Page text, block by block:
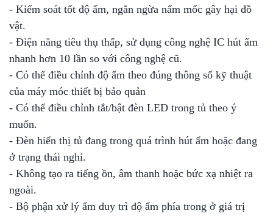
- Kiểm soát tốt độ ẩm, ngăn ngừa nấm mốc gây hại đồ
vật.
- Điện năng tiêu thụ thấp, sử dụng công nghệ IC hút ẩm
nhanh hơn 10 lần so với công nghệ cũ.
- Có thể điều chỉnh độ ẩm theo đúng thông số kỹ thuật
của máy móc thiết bị bảo quản
- Có thể điều chỉnh tắt/bật đèn LED trong tủ theo ý
muốn.
- Đèn hiển thị tủ đang trong quá trình hút ẩm hoặc đang
ở trạng thái nghỉ.
- Không tạo ra tiếng ồn, âm thanh hoặc bức xạ nhiệt ra
ngoài.
- Bộ phận xử lý ẩm duy trì độ ẩm phía trong ở giá trị